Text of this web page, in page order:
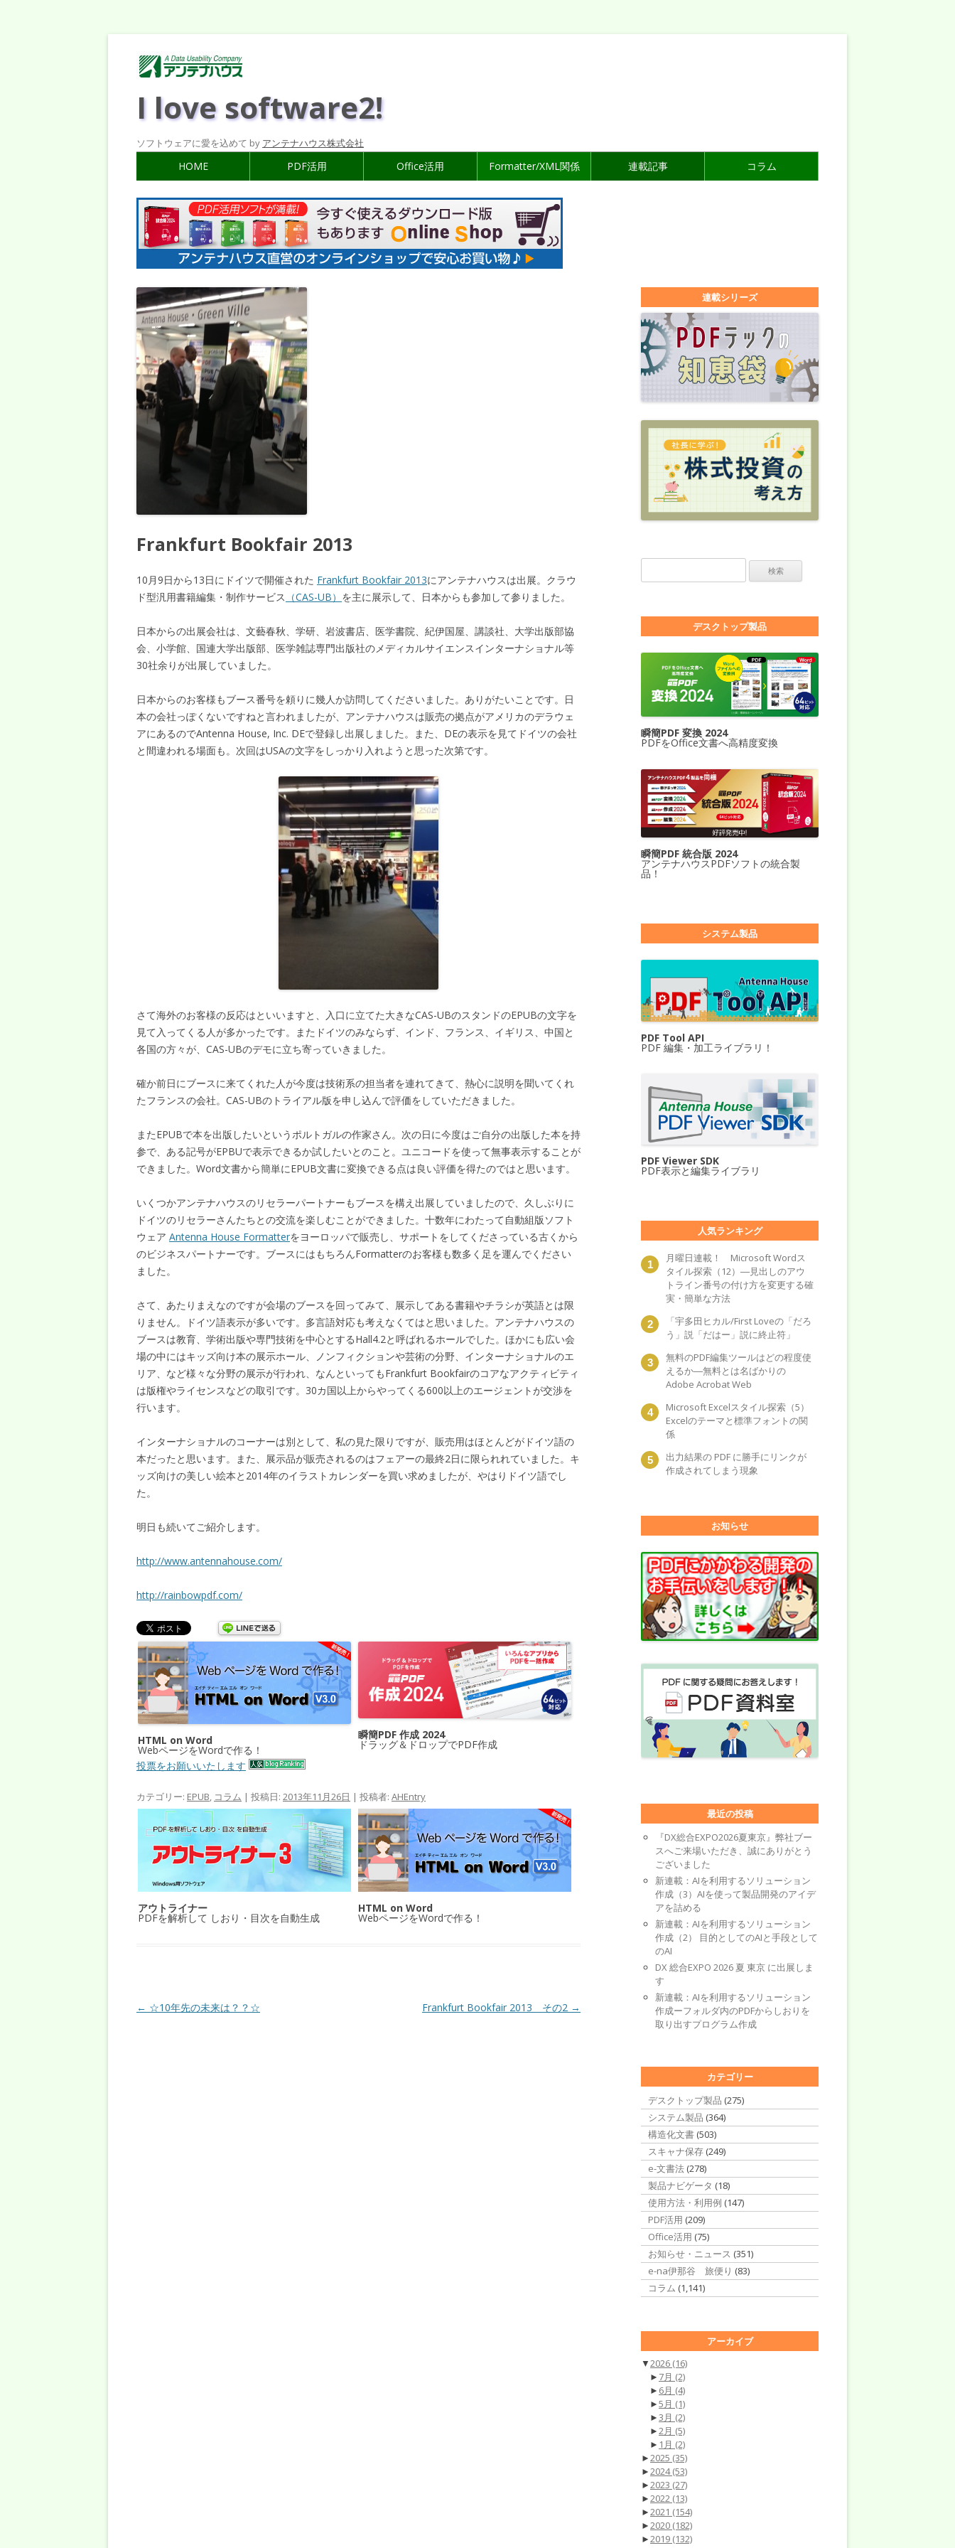
I love software2!
ソフトウェアに愛を込めて by アンテナハウス株式会社
HOME PDF活用 Office活用 Formatter/XML関係 連載記事 コラム
Frankfurt Bookfair 2013
10月9日から13日にドイツで開催された Frankfurt Bookfair 2013にアンテナハウスは出展。クラウ
ド型汎用書籍編集・制作サービス （CAS-UB） を主に展示して、日本からも参加して参りました。
日本からの出展会社は、文藝春秋、学研、岩波書店、医学書院、紀伊国屋、講談社、大学出版部協
会、小学館、国連大学出版部、医学雑誌専門出版社のメディカルサイエンスインターナショナル等
30社余りが出展していました。
日本からのお客様もブース番号を頼りに幾人か訪問してくださいました。ありがたいことです。日
本の会社っぽくないですねと言われましたが、アンテナハウスは販売の拠点がアメリカのデラウェ
アにあるのでAntenna House, Inc. DEで登録し出展しました。また、DEの表示を見てドイツの会社
と間違われる場面も。次回はUSAの文字をしっかり入れようと思った次第です。
さて海外のお客様の反応はといいますと、入口に立てた大きなCAS-UBのスタンドのEPUBの文字を
見て入ってくる人が多かったです。またドイツのみならず、インド、フランス、イギリス、中国と
各国の方々が、CAS-UBのデモに立ち寄っていきました。
確か前日にブースに来てくれた人が今度は技術系の担当者を連れてきて、熱心に説明を聞いてくれ
たフランスの会社。CAS-UBのトライアル版を申し込んで評価をしていただきました。
またEPUBで本を出版したいというポルトガルの作家さん。次の日に今度はご自分の出版した本を持
参で、ある記号がEPBUで表示できるか試したいとのこと。ユニコードを使って無事表示することが
できました。Word文書から簡単にEPUB文書に変換できる点は良い評価を得たのではと思います。
いくつかアンテナハウスのリセラーパートナーもブースを構え出展していましたので、久しぶりに
ドイツのリセラーさんたちとの交流を楽しむことができました。十数年にわたって自動組版ソフト
ウェア Antenna House Formatterをヨーロッパで販売し、サポートをしてくださっている古くから
のビジネスパートナーです。ブースにはもちろんFormatterのお客様も数多く足を運んでください
ました。
さて、あたりまえなのですが会場のブースを回ってみて、展示してある書籍やチラシが英語とは限
りません。ドイツ語表示が多いです。多言語対応も考えなくてはと思いました。アンテナハウスの
ブースは教育、学術出版や専門技術を中心とするHall4.2と呼ばれるホールでした。ほかにも広い会
場の中にはキッズ向け本の展示ホール、ノンフィクションや芸術の分野、インターナショナルのエ
リア、など様々な分野の展示が行われ、なんといってもFrankfurt Bookfairのコアなアクティビティ
は版権やライセンスなどの取引です。30カ国以上からやってくる600以上のエージェントが交渉を
行います。
インターナショナルのコーナーは別として、私の見た限りですが、販売用はほとんどがドイツ語の
本だったと思います。また、展示品が販売されるのはフェアーの最終2日に限られれていました。キ
ッズ向けの美しい絵本と2014年のイラストカレンダーを買い求めましたが、やはりドイツ語でし
た。
明日も続いてご紹介します。
http://www.antennahouse.com/
http://rainbowpdf.com/
HTML on Word
WebページをWordで作る！
瞬簡PDF 作成 2024
ドラッグ＆ドロップでPDF作成
投票をお願いいたします
カテゴリー: EPUB, コラム | 投稿日: 2013年11月26日 | 投稿者: AHEntry
アウトライナー
PDFを解析して しおり・目次を自動生成
HTML on Word
WebページをWordで作る！
投稿ナビゲーション
← ☆10年先の未来は？？☆ Frankfurt Bookfair 2013 その2 →
連載シリーズ
デスクトップ製品
瞬簡PDF 変換 2024
PDFをOffice文書へ高精度変換
瞬簡PDF 統合版 2024
アンテナハウスPDFソフトの統合製
品！
システム製品
PDF Tool API
PDF 編集・加工ライブラリ！
PDF Viewer SDK
PDF表示と編集ライブラリ
人気ランキング
月曜日連載！ Microsoft Wordス
タイル探索（12）―見出しのアウ
トライン番号の付け方を変更する確
実・簡単な方法
「宇多田ヒカル/First Loveの「だろ
う」説「だはー」説に終止符」
無料のPDF編集ツールはどの程度使
えるか―無料とは名ばかりの
Adobe Acrobat Web
Microsoft Excelスタイル探索（5）
Excelのテーマと標準フォントの関
係
出力結果の PDF に勝手にリンクが
作成されてしまう現象
お知らせ
最近の投稿
『DX総合EXPO2026夏東京』弊社ブー
スへご来場いただき、誠にありがとう
ございました
新連載：AIを利用するソリューション
作成（3）AIを使って製品開発のアイデ
アを詰める
新連載：AIを利用するソリューション
作成（2） 目的としてのAIと手段として
のAI
DX 総合EXPO 2026 夏 東京 に出展しま
す
新連載：AIを利用するソリューション
作成ーフォルダ内のPDFからしおりを
取り出すプログラム作成
カテゴリー
デスクトップ製品 (275)
システム製品 (364)
構造化文書 (503)
スキャナ保存 (249)
e-文書法 (278)
製品ナビゲータ (18)
使用方法・利用例 (147)
PDF活用 (209)
Office活用 (75)
お知らせ・ニュース (351)
e-na伊那谷 旅便り (83)
コラム (1,141)
アーカイブ
▼2026 (16)
► 7月 (2)
► 6月 (4)
►5月 (1)
►3月 (2)
►2月 (5)
► 1月 (2)
►2025 (35)
►2024(53)
►2023 (27)
►2022 (13)
►2021 (154)
►2020 (182)
►2019 (132)